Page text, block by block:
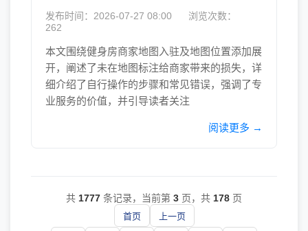
发布时间：2026-07-27 08:00
浏览次数：
262
本文围绕健身房商家地图入驻及地图位置添加展
开，阐述了未在地图标注给商家带来的损失，详
细介绍了自行操作的步骤和常见错误，强调了专
业服务的价值，并引导读者关注
阅读更多 →
共 1777 条记录，当前第 3 页，共 178 页
首页 上一页